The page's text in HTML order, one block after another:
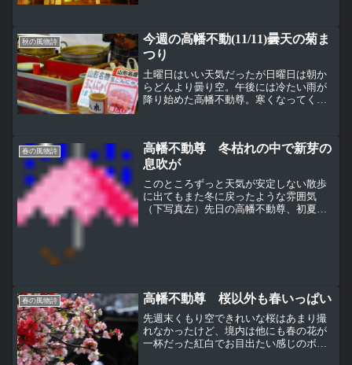
秋の風物詩
今週の高幡不動(11/11)曇天の菊ま
つり
土曜日はいい天気だったが日曜日は朝か
らどんより曇り空。午後には冷たい雨が
降り始めた高幡不動尊。寒くなってくる
三参りで賑わう。天気は今...
春の風物詩
高幡不動尊 冬枯れの中で新芽の
息吹が
このところずっと天気が安定しない散歩
に出てもまた冬に戻ったような雰囲気
（下写真左）先日の高幡不動尊、初夏の
春の風物詩 高幡不動尊 桜以外も春いっぱい
先週末くもり空できれいな桜はあまり撮
れなかったけど、境内は他にも春の花が
一杯だった紅白でお目出たい感じのボ